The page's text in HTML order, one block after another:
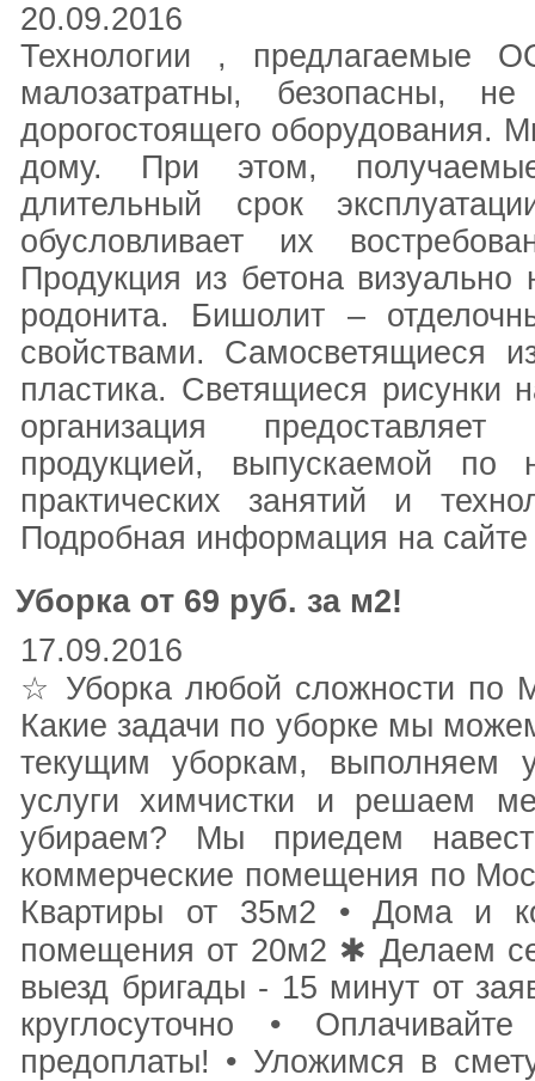
20.09.2016
Технологии , предлагаемые
малозатратны, безопасны,
дорогостоящего оборудования.
дому. При этом,
длительный срок
обусловливает их
Продукция из бетона
родонита. Бишолит –
свойствами. Самосветящиеся
пластика. Светящиеся рисунки
организация
продукцией, выпускаемой по
практических занятий и
Подробная информация на
Уборка от 69 руб. за м2!
17.09.2016
☆ Уборка любой сложности по
Какие задачи по уборке мы
текущим уборкам, выполняем
услуги химчистки и решаем
убираем? Мы приедем
коммерческие помещения по
Квартиры от 35м2 • Дома и
помещения от 20м2 ✱ Делаем
выезд бригады - 15 минут от
круглосуточно •
предоплаты! • Уложимся в